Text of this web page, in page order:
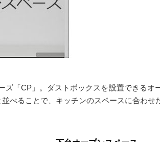
「CP」。ダストボックスを設置できるオ
べることで、キッチンのスペースに合わ